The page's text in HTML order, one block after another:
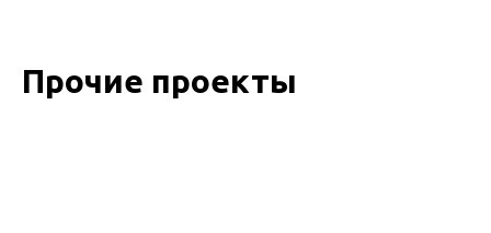
Прочие проекты